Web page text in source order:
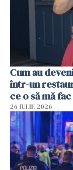
Cum au
într-un
ce o să mă
26 IULIE 2026